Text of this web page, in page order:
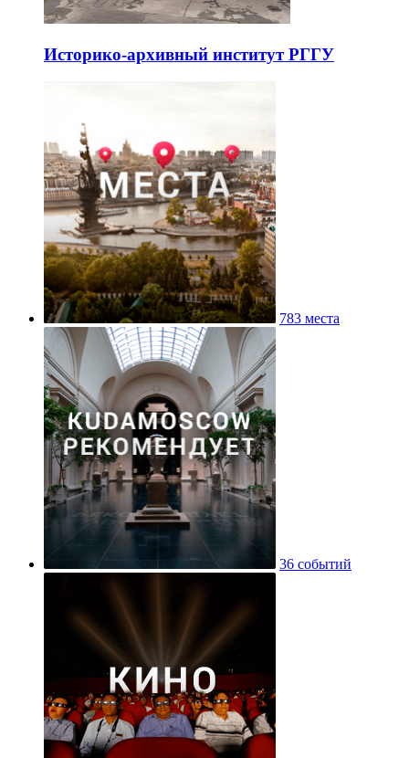
Историко-архивный институт РГГУ
783 места
36 событий